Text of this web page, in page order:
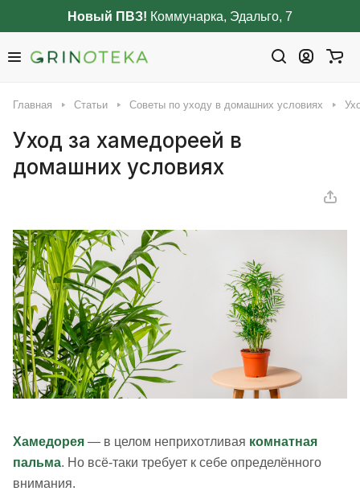
Новый ПВЗ! Коммунарка, Эдальго, 7
Главная Статьи Советы по уходу в домашних условиях
Уход за хамедореей в
домашних условиях
Хамедорея — в целом неприхотливая комнатная
пальма. Но всё-таки требует к себе определённого
внимания.